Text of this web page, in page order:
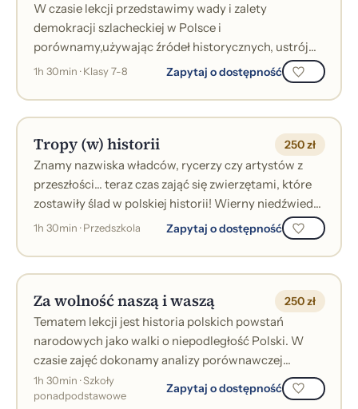
W czasie lekcji przedstawimy wady i zalety
demokracji szlacheckiej w Polsce i
porównamy,używając źródeł historycznych, ustrój
Rzeczypospolitej z innymi europejskimi
1h 30min · Klasy 7-8 Zapytaj o dostępność
Tropy (w) historii 250 zł
Znamy nazwiska władców, rycerzy czy artystów z
przeszłości… teraz czas zająć się zwierzętami, które
zostawiły ślad w polskiej historii! Wierny niedźwiedź
Wojtek, dzielny koń Pałasz...
1h 30min · Przedszkola Zapytaj o dostępność
Za wolność naszą i waszą 250 zł
Tematem lekcji jest historia polskich powstań
narodowych jako walki o niepodległość Polski. W
czasie zajęć dokonamy analizy porównawczej
powstań jako procesu narodowotwórczego, zak...
1h 30min · Szkoły
ponadpodstawowe
Zapytaj o dostępność